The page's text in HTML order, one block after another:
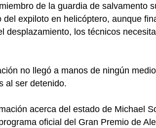
de la guardia de salvamento
del expiloto en helicóptero, aunque
desplazamiento, los técnicos
no llegó a manos de ningún
al ser detenido.
acerca del estado de Michael
oficial del Gran Premio de